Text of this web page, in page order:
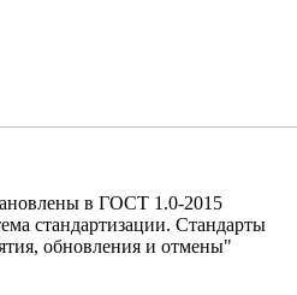
в ГОСТ 1.0-2015
стандартизации. Стандарты
обновления и отмены"